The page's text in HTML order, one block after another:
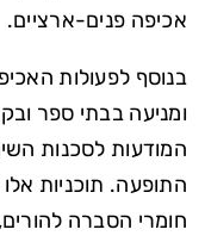
אכיפה פנים-ארציים.
בנוסף לפעולות
ומניעה בבתי ספר
התופעה. תוכניות
חומרי הסברה